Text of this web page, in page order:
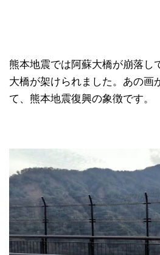
熊本地震では阿蘇大橋が崩落し
大橋が架けられました。あの画
て、熊本地震復興の象徴です。